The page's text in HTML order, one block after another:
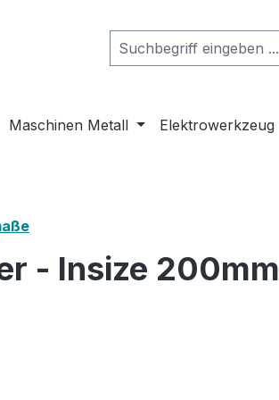
Maschinen Metall Elektrowerkzeug
- Insize 200mm